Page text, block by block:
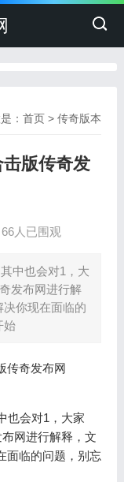
：首页 >传奇版本
版传奇发
66人已围观
中也会对1，大
发布网进行解
你现在面临的
始
也会对1，大家
网进行解释，文
面临的问题，别忘